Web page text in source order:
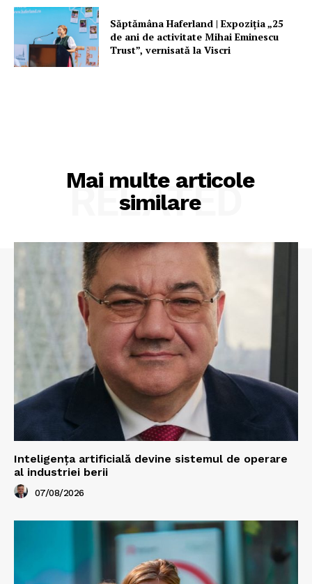
Săptămâna Haferland | Expoziţia „25
de ani de activitate Mihai Eminescu
Trust”, vernisată la Viscri
Mai multe articole
similare
RELATED
Inteligența artificială devine sistemul de operare
al industriei berii
07/08/2026